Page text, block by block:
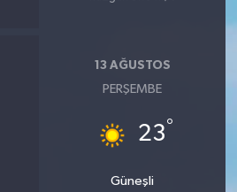
13 AĞUSTOS
PERŞEMBE
23°
Güneşli